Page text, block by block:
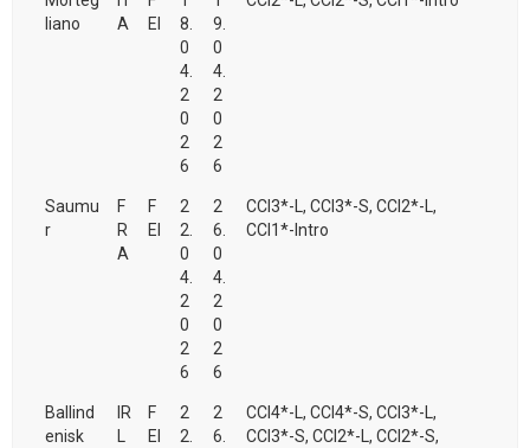
liano
A
EI
8.
0
4.
2
0
2
6
9.
0
4.
2
0
2
6
Saumu
r
F
R
A
F
EI
2
2.
0
4.
2
0
2
6
2
6.
0
4.
2
0
2
6
CCI3*-L, CCI3*-S, CCI2*-L,
CCI1*-Intro
Ballind
enisk
IR
F
EI
2
2.
2
6.
CCI4*-L, CCI4*-S, CCI3*-L,
CCI3*-S, CCI2*-L, CCI2*-S,